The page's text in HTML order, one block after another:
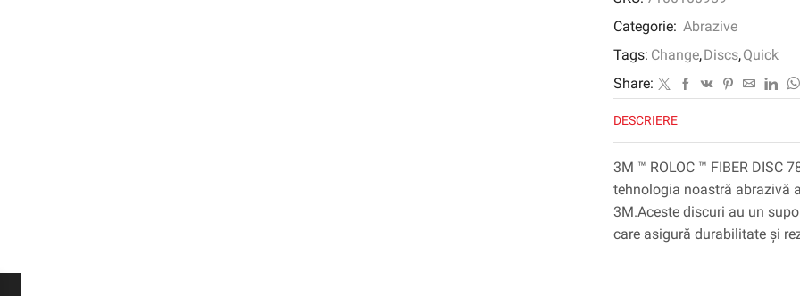
782C,
50
60+
Categorie: Abrazive
Tags: Change,Discs,Quick
Share:
DESCRIERE
3M ™ ROLOC ™ FIBER DISC
tehnologia noastră abrazivă
3M.Aceste discuri au un
care asigură durabilitate și